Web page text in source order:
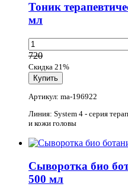
Тоник
мл
720
Скидка 21%
Артикул: ma-196922
Линия: System 4 - серия
и кожи головы
Сыворотка био
500 мл